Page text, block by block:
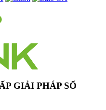
GIẢI PHÁP SỐ